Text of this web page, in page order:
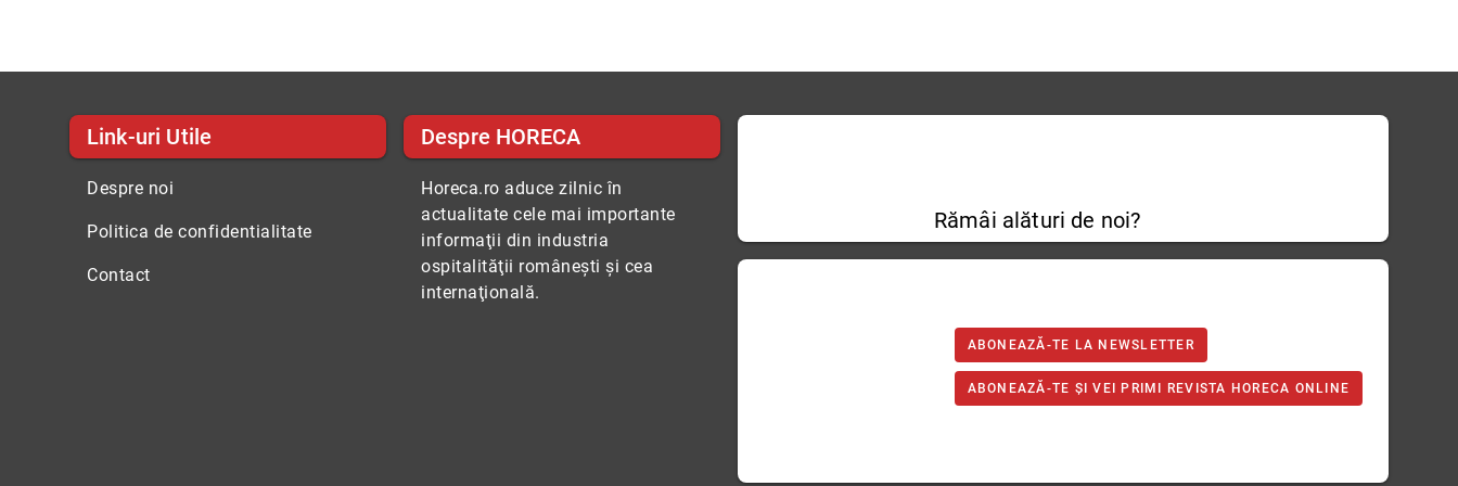
Link-uri Utile
Despre noi
Politica de confidentialitate
Contact
Despre HORECA
Horeca.ro aduce zilnic în
actualitate cele mai importante
informaţii din industria
ospitalităţii româneşti şi cea
internaţională.
Rămâi alături de noi?
ABONEAZĂ-TE LA NEWSLETTER
ABONEAZĂ-TE ȘI VEI PRIMI REVISTA HORECA ONLINE